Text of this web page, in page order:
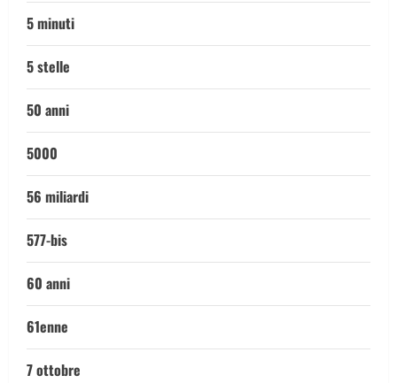
5 minuti
5 stelle
50 anni
5000
56 miliardi
577-bis
60 anni
61enne
7 ottobre